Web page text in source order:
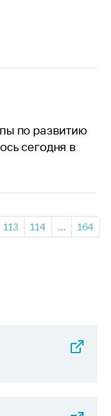
по развитию
сегодня в
113 114 ... 164